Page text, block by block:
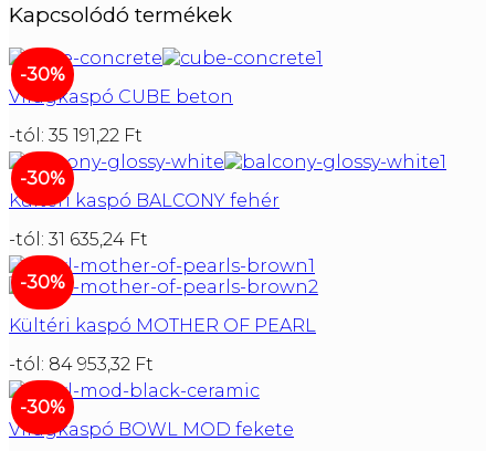
Kapcsolódó termékek
-30%
Virágkaspó CUBE beton
-tól: 35 191,22 Ft
-30%
Kültéri kaspó BALCONY fehér
-tól: 31 635,24 Ft
-30%
Kültéri kaspó MOTHER OF PEARL
-tól: 84 953,32 Ft
-30%
Virágkaspó BOWL MOD fekete